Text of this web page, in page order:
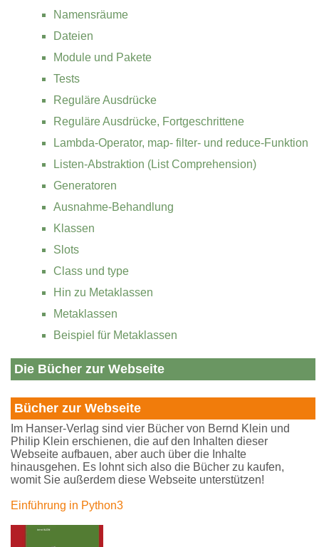
Namensräume
Dateien
Module und Pakete
Tests
Reguläre Ausdrücke
Reguläre Ausdrücke, Fortgeschrittene
Lambda-Operator, map- filter- und reduce-Funktion
Listen-Abstraktion (List Comprehension)
Generatoren
Ausnahme-Behandlung
Klassen
Slots
Class und type
Hin zu Metaklassen
Metaklassen
Beispiel für Metaklassen
Die Bücher zur Webseite
Bücher zur Webseite
Im Hanser-Verlag sind vier Bücher von Bernd Klein und
Philip Klein erschienen, die auf den Inhalten dieser
Webseite aufbauen, aber auch über die Inhalte
hinausgehen. Es lohnt sich also die Bücher zu kaufen,
womit Sie außerdem diese Webseite unterstützen!
Einführung in Python3